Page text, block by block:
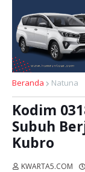
Beranda Natuna
Kodim
Subuh
Kubro
KWARTA5.COM